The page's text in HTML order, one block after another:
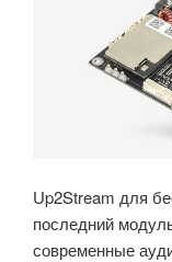
Гц,
Up2Stream для
последний
современные